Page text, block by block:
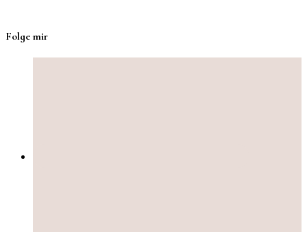
Folge mir